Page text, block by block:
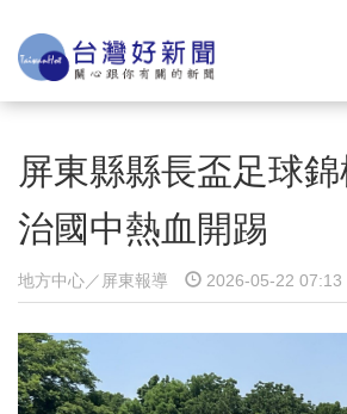
屏東縣縣長盃足球
治國中熱血開踢
地方中心／屏東報導 2026-05-22 07:13